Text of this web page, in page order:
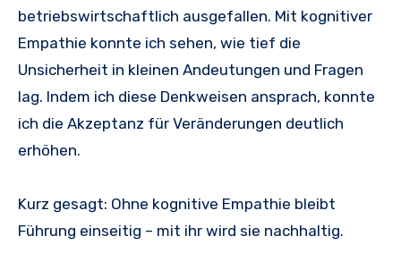
betriebswirtschaftlich ausgefallen. Mit kognitiver
Empathie konnte ich sehen, wie tief die
Unsicherheit in kleinen Andeutungen und Fragen
lag. Indem ich diese Denkweisen ansprach, konnte
ich die Akzeptanz für Veränderungen deutlich
erhöhen.
Kurz gesagt: Ohne kognitive Empathie bleibt
Führung einseitig – mit ihr wird sie nachhaltig.